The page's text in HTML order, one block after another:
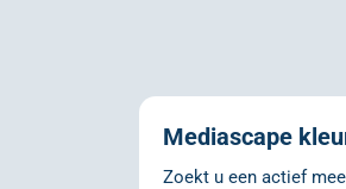
Mediascape
Zoekt u een actief